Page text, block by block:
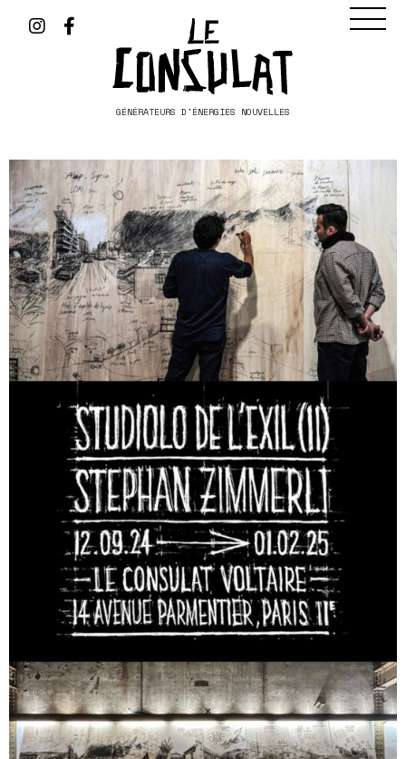
GÉNÉRATEURS D'ÉNERGIES NOUVELLES